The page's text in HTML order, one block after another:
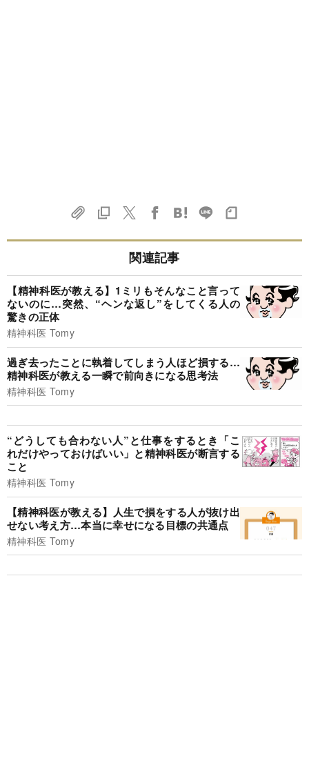
関連記事
【精神科医が教える】1ミリもそんなこと言って
ないのに…突然、“ヘンな返し”をしてくる人の
驚きの正体
精神科医 Tomy
過ぎ去ったことに執着してしまう人ほど損する…
精神科医が教える一瞬で前向きになる思考法
精神科医 Tomy
“どうしても合わない人”と仕事をするとき「こ
れだけやっておけばいい」と精神科医が断言する
こと
精神科医 Tomy
【精神科医が教える】人生で損をする人が抜け出
せない考え方…本当に幸せになる目標の共通点
精神科医 Tomy